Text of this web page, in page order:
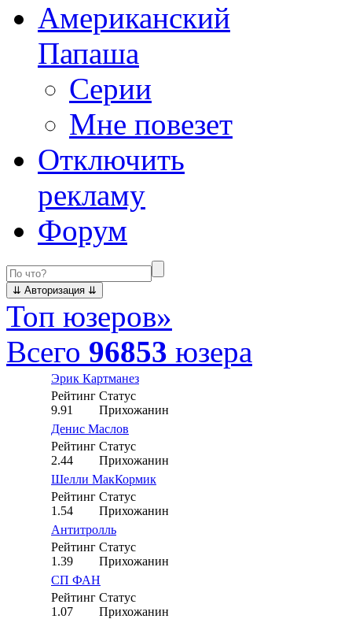
Американский
Папаша
Серии
Мне повезет
Отключить
рекламу
Форум
Топ юзеров»
Всего 96853 юзера
Эрик Картманез
Рейтинг
9.91
Статус
Прихожанин
Денис Маслов
Рейтинг
2.44
Статус
Прихожанин
Шелли МакКормик
Рейтинг
1.54
Статус
Прихожанин
Антитролль
Рейтинг
1.39
Статус
Прихожанин
СП ФАН
Рейтинг
1.07
Статус
Прихожанин